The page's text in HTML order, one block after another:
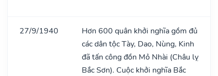
27/9/1940
Hơn 600 quân khởi nghĩa gồm đủ
các dân tộc Tày, Dao, Nùng, Kinh
đã tấn công đồn Mỏ Nhài (Châu lỵ
Bắc Sơn). Cuộc khởi nghĩa Bắc